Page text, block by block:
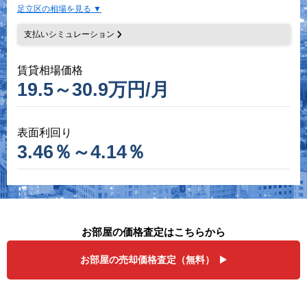
足立区の相場を見る
支払いシミュレーション
賃貸相場価格
19.5～30.9万円/月
表面利回り
3.46％～4.14％
お部屋の価格査定はこちらから
お部屋の売却価格査定（無料）